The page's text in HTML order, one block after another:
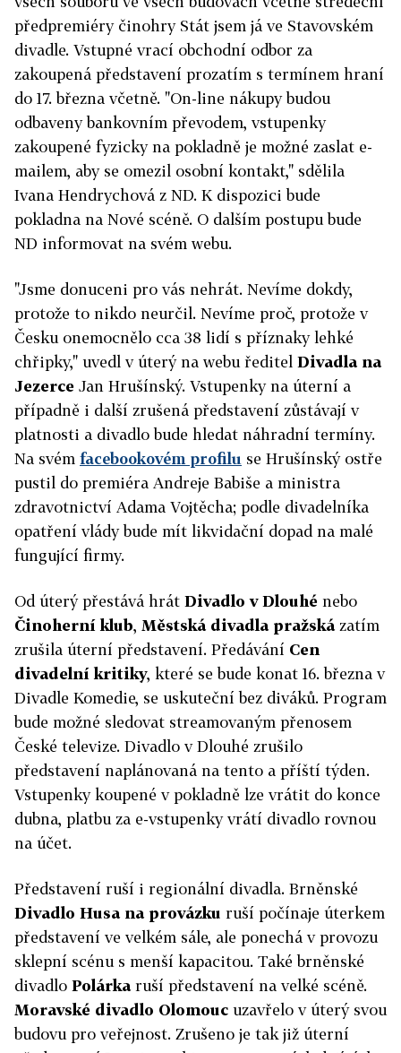
předpremiéry činohry Stát jsem já ve Stavovském
divadle. Vstupné vrací obchodní odbor za
zakoupená představení prozatím s termínem hraní
do 17. března včetně. "On-line nákupy budou
odbaveny bankovním převodem, vstupenky
zakoupené fyzicky na pokladně je možné zaslat e-
mailem, aby se omezil osobní kontakt," sdělila
Ivana Hendrychová z ND. K dispozici bude
pokladna na Nové scéně. O dalším postupu bude
ND informovat na svém webu.
"Jsme donuceni pro vás nehrát. Nevíme dokdy,
protože to nikdo neurčil. Nevíme proč, protože v
Česku onemocnělo cca 38 lidí s příznaky lehké
chřipky," uvedl v úterý na webu ředitel Divadla na
Jezerce Jan Hrušínský. Vstupenky na úterní a
případně i další zrušená představení zůstávají v
platnosti a divadlo bude hledat náhradní termíny.
Na svém facebookovém profilu se Hrušínský ostře
pustil do premiéra Andreje Babiše a ministra
zdravotnictví Adama Vojtěcha; podle divadelníka
opatření vlády bude mít likvidační dopad na malé
fungující firmy.
Od úterý přestává hrát Divadlo v Dlouhé nebo
Činoherní klub, Městská divadla pražskázatím
zrušila úterní představení. Předávání Cen
divadelní kritiky, které se bude konat 16. března v
Divadle Komedie, se uskuteční bez diváků. Program
bude možné sledovat streamovaným přenosem
České televize. Divadlo v Dlouhé zrušilo
představení naplánovaná na tento a příští týden.
Vstupenky koupené v pokladně lze vrátit do konce
dubna, platbu za e-vstupenky vrátí divadlo rovnou
na účet.
Představení ruší i regionální divadla. Brněnské
Divadlo Husa na provázku ruší počínaje úterkem
představení ve velkém sále, ale ponechá v provozu
sklepní scénu s menší kapacitou. Také brněnské
divadlo Polárkaruší představení na velké scéně.
Moravské divadlo Olomouc uzavřelo v úterý svou
budovu pro veřejnost. Zrušeno je tak již úterní